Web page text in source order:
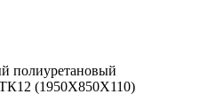
полиуретановый
(1950Х850Х110)